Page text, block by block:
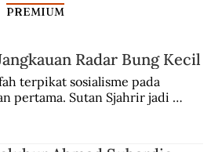
PREMIUM
Radar Bung Kecil
terpikat sosialisme pada
pertama. Sutan Sjahrir jadi